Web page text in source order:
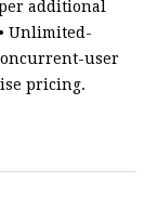
additional
Unlimited-
user
pricing.